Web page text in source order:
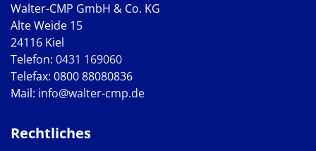
Walter-CMP GmbH & Co. KG
Alte Weide 15
24116 Kiel
Telefon: 0431 169060
Telefax: 0800 88080836
Mail: info@walter-cmp.de
Rechtliches